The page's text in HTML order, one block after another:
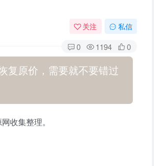
关注 私信
0 1194 0
复原价，需要就不要错过
收集整理。